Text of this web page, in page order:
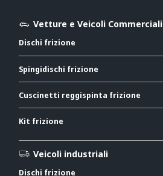
Vetture e Veicoli Commerciali
Dischi frizione
Spingidischi frizione
Cuscinetti reggispinta frizione
Kit frizione
Veicoli industriali
Dischi frizione